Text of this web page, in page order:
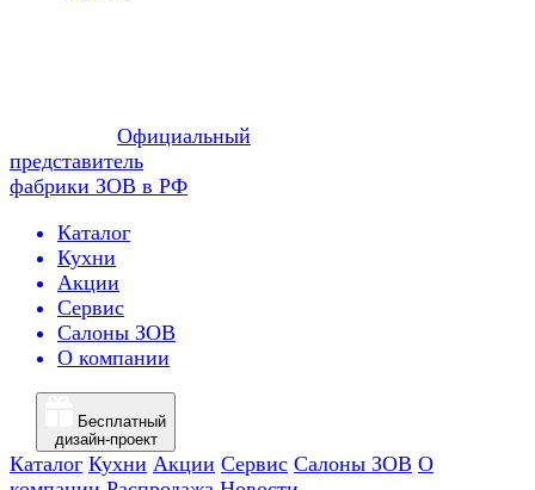
Официальный
представитель
фабрики ЗОВ в РФ
Каталог
Кухни
Акции
Сервис
Салоны ЗОВ
О компании
Бесплатный
дизайн-проект
Каталог Кухни Акции Сервис Салоны ЗОВ О